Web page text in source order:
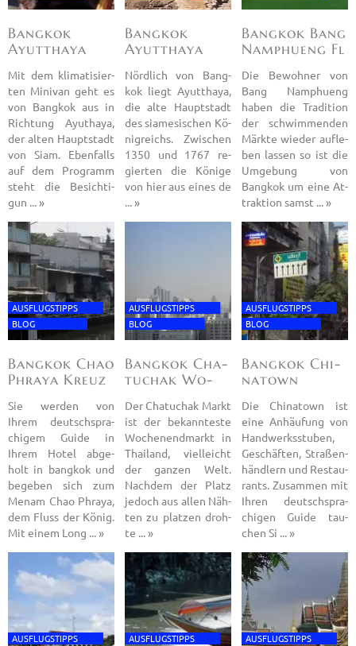
Bang­kok
Ayutt­ha­ya
Mit dem kli­ma­ti­sier­
ten Mi­ni­van geht es
von Bang­kok aus in
Rich­tung Ayut­ha­ya,
der alten Haupt­stadt
von Siam. Eben­falls
auf dem Pro­gramm
steht die Be­sich­ti­
gun ... »
Bang­kok
Ayutt­ha­ya
Nörd­lich von Bang­
kok liegt Ayutt­ha­ya,
die alte Haupt­stadt
des sia­me­si­schen Kö­
nig­reichs. Zwi­schen
1350 und 1767 re­
gier­ten die Kö­ni­ge
von hier aus eines de
... »
Bang­kok Bang
Nam­phu­eng Fl
Die Be­woh­ner von
Bang Nam­phu­eng
haben die Tra­di­ti­on
der schwim­men­den
Märk­te wie­der auf­le­
ben las­sen so ist die
Um­ge­bung von
Bang­kok um eine At­
trak­ti­on samst ... »
BLOG
AUS­FLUGS­TIPPS
Bang­kok Chao
Phra­ya Kreuz
Sie wer­den von
Ihrem deutsch­spra­
chi­gem Guide in
Ihrem Hotel ab­ge­
holt in bang­kok und
be­ge­ben sich zum
Menam Chao Phra­ya,
dem Fluss der König.
Mit einem Long ... »
BLOG
AUS­FLUGS­TIPPS
Bang­kok Cha­
tuchak Wo­
Der Cha­tuchak Markt
ist der be­kann­tes­te
Wo­chen­end­markt in
Thai­land, viel­leicht
der gan­zen Welt.
Nach­dem der Platz
je­doch aus allen Näh­
ten zu plat­zen droh­
te ... »
BLOG
AUS­FLUGS­TIPPS
Bang­kok Chi­
na­town
Die Chi­na­town ist
eine An­häu­fung von
Hand­werks­stu­ben,
Ge­schäf­ten, Stra­ßen­
händ­lern und Re­stau­
rants. Zu­sam­men mit
Ihren deutsch­spra­
chi­gen Guide tau­
chen Si ... »
AUS­FLUGS­TIPPS AUS­FLUGS­TIPPS AUS­FLUGS­TIPPS